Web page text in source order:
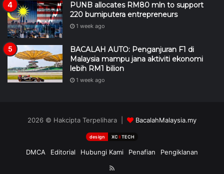
PUNB allocates RM80 mln to support
220 bumiputera entrepreneurs
1 week ago
BACALAH AUTO: Penganjuran F1 di
Malaysia mampu jana aktiviti ekonomi
lebih RM1 bilion
1 week ago
2026 © Hakcipta Terpelihara | BacalahMalaysia.my
design XCIITECH
DMCA Editorial Hubungi Kami Penafian
Pengiklanan